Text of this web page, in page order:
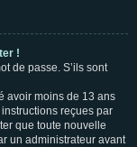
!
de passe. S’ils sont
avoir moins de 13 ans
reçues par
que toute nouvelle
un administrateur avant